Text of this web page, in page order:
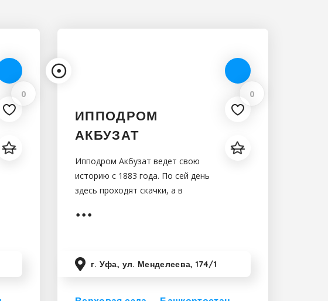
0 0
ИППОДРОМ
АКБУЗАТ
Ипподром Акбузат ведет свою
историю с 1883 года. По сей день
здесь проходят скачки, а в
воспользоваться услугами
г. Уфа, ул. Менделеева, 174/1